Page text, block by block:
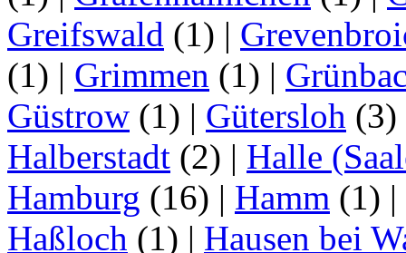
Greifswald (1) |
(1) | Grimmen (1) |
Güstrow (1) | Gütersloh (3)
Halberstadt (2) | Halle
Hamburg (16) | Hamm (1) |
Haßloch (1) | Hausen bei